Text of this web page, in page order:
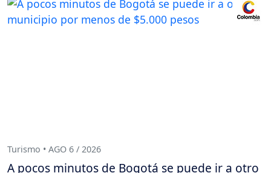
Turismo • AGO 6 / 2026
A pocos minutos de Bogotá se puede ir a otro